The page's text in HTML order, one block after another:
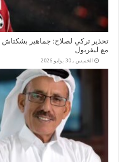
تحذير تركي لصلاح: جماهير
مع ليفربول
الخميس , 30 يوليو 2026